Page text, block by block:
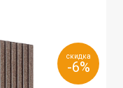
скидка
-6%